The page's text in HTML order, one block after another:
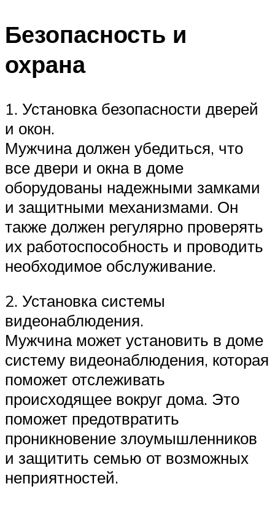
Безопасность и
охрана
1. Установка безопасности дверей
и окон.
Мужчина должен убедиться, что
все двери и окна в доме
оборудованы надежными замками
и защитными механизмами. Он
также должен регулярно проверять
их работоспособность и проводить
необходимое обслуживание.
2. Установка системы
видеонаблюдения.
Мужчина может установить в доме
систему видеонаблюдения, которая
поможет отслеживать
происходящее вокруг дома. Это
поможет предотвратить
проникновение злоумышленников
и защитить семью от возможных
неприятностей.